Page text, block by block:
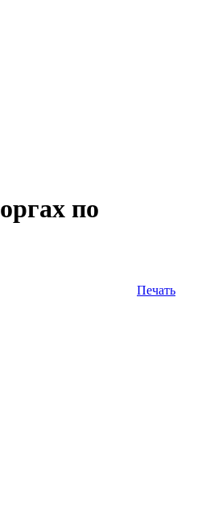
по
Печать